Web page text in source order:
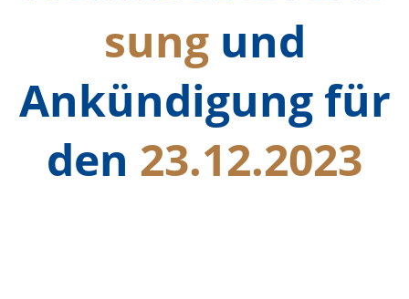
sungund
Ankündigung für
den 23.12.2023